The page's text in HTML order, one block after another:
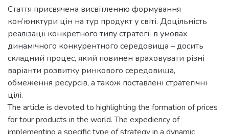
Стаття присвячена висвітленню формування
кон’юнктури цін на тур продукт у світі. Доцільність
реалізації конкретного типу стратегії в умовах
динамічного конкурентного середовища – досить
складний процес, який повинен враховувати різні
варіанти розвитку ринкового середовища,
обмеження ресурсів, а також поставлені стратегічні
цілі.
The article is devoted to highlighting the formation of prices
for tour products in the world. The expediency of